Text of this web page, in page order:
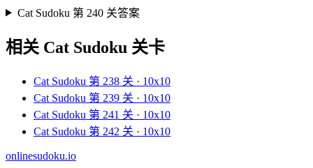
Cat Sudoku 第 240 关答案
相关 Cat Sudoku 关卡
Cat Sudoku 第 238 关 · 10x10
Cat Sudoku 第 239 关 · 10x10
Cat Sudoku 第 241 关 · 10x10
Cat Sudoku 第 242 关 · 10x10
onlinesudoku.io